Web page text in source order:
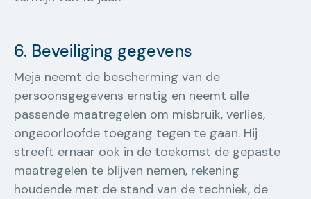
6. Beveiliging gegevens
Meja neemt de bescherming van de
persoonsgegevens ernstig en neemt alle
passende maatregelen om misbruik, verlies,
ongeoorloofde toegang tegen te gaan. Hij
streeft ernaar ook in de toekomst de gepaste
maatregelen te blijven nemen, rekening
houdende met de stand van de techniek, de